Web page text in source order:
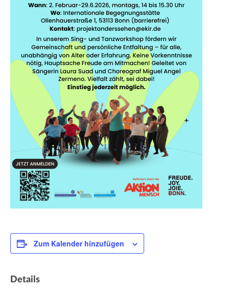
Zum Kalender hinzufügen
Details